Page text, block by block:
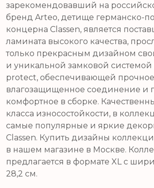
зарекомендовавший на
бренд Arteo, детище германско-
концерна Classen, является
ламината высокого качества,
только прекрасным дизайном
и уникальной замковой системой
protect, обеспечивающей
влагозащищенное соединение и
комфортное в сборке.
класса износостойкости, в
самые популярные и яркие
Classen. Купить дизайны
в нашем магазине в Москве.
предлагается в формате XL с
28,2 см.